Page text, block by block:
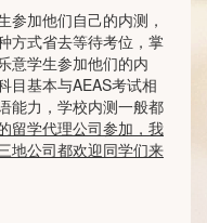
参加他们自己的内测，
方式省去等待考位，掌
意学生参加他们的内
目基本与AEAS考试相
能力，学校内测一般都
留学代理公司参加，我
地公司都欢迎同学们来